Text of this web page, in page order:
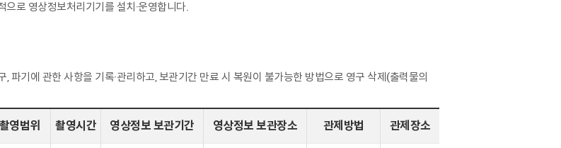
로 영상정보처리기기를 설치·운영합니다.
파기에 관한 사항을 기록·관리하고, 보관기간 만료 시 복원이 불가능한 방법으로 영구 삭제(출력물의
영범위 촬영시간 영상정보 보관기간 영상정보 보관장소 관제방법 관제장소